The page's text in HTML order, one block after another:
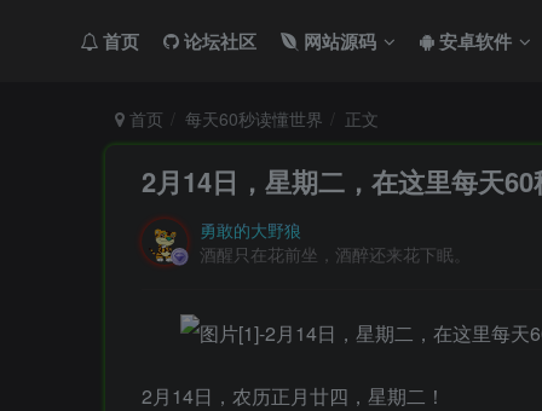
首页 论坛社区 网站源码 安卓软件
首页 每天60秒读懂世界 正文
2月14日，星期二，在这里每天60
勇敢的大野狼
酒醒只在花前坐，酒醉还来花下眠。
2月14日，农历正月廿四，星期二！